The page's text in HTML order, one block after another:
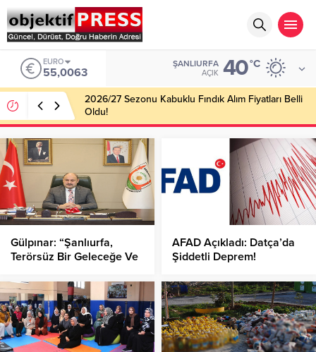
EURO
55,0063
ŞANLIURFA
AÇIK 40°C
2026/27 Sezonu Kabuklu Fındık Alım Fiyatları Belli
Oldu!
Gülpınar: “Şanlıurfa,
Terörsüz Bir Geleceğe Ve
Hazırlanıyor”
AFAD Açıkladı: Datça’da
Şiddetli Deprem!